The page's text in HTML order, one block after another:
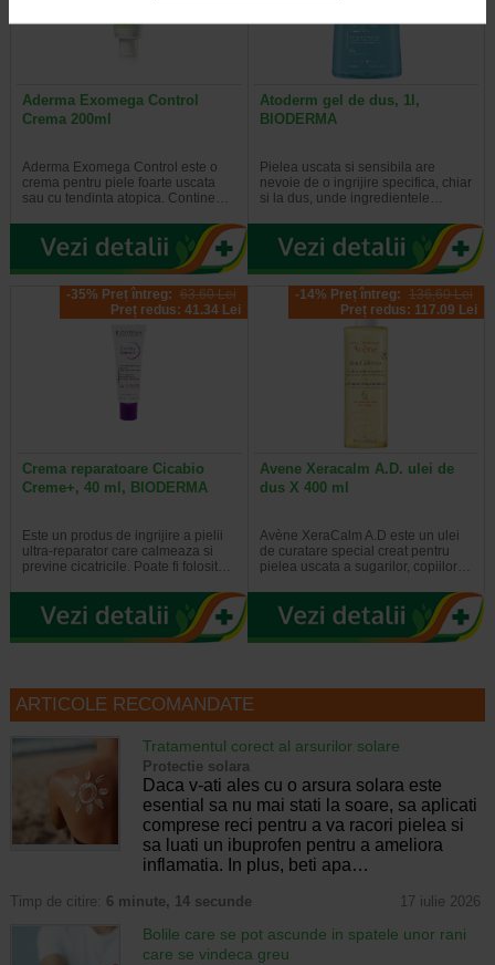
Aderma Exomega Control
Crema 200ml
Aderma Exomega Control este o
crema pentru piele foarte uscata
sau cu tendinta atopica. Contine…
Atoderm gel de dus, 1l,
BIODERMA
Pielea uscata si sensibila are
nevoie de o ingrijire specifica, chiar
si la dus, unde ingredientele…
-35% Preț întreg: 63.60 Lei
Preț redus: 41.34 Lei
Crema reparatoare Cicabio
Creme+, 40 ml, BIODERMA
Este un produs de ingrijire a pielii
ultra-reparator care calmeaza si
previne cicatricile. Poate fi folosit…
-14% Preț întreg: 136,60 Lei
Preț redus: 117.09 Lei
Avene Xeracalm A.D. ulei de
dus X 400 ml
Avène XeraCalm A.D este un ulei
de curatare special creat pentru
pielea uscata a sugarilor, copiilor…
ARTICOLE RECOMANDATE
Tratamentul corect al arsurilor solare
Protectie solara
Daca v-ati ales cu o arsura solara este
esential sa nu mai stati la soare, sa aplicati
comprese reci pentru a va racori pielea si
sa luati un ibuprofen pentru a ameliora
inflamatia. In plus, beti apa…
Timp de citire: 6 minute, 14 secunde 17 iulie 2026
Bolile care se pot ascunde in spatele unor rani
care se vindeca greu